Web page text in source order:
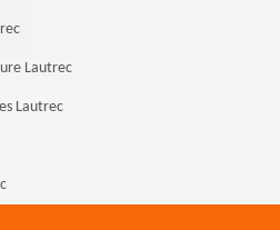
Lautrec
Lautrec